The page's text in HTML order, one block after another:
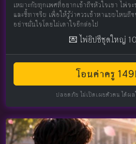
เหมาะกับทุกเพศที่อยากเข้าถึงหัวใจเขา ไพ่จ
และชี้ทางจีบ เพื่อให้รู้ว่าควรเข้าหาแบบไหนถึ
อย่างมั่นใจโดยไม่เดาใจอีกต่อไป
💌 ไพ่ยิปซีชุดใหญ่
โอนค่าครู
ปลอดภัย ไม่เปิดเผยตัวตน ได้ผล